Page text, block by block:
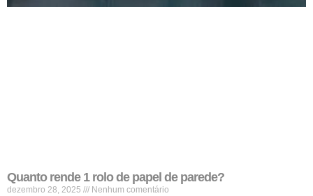
Quanto rende 1 rolo de papel de parede?
dezembro 28, 2025 Nenhum comentário